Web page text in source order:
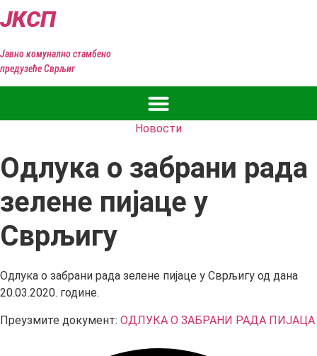
на
ЈКСП
Јавно комунално стамбено
предузеће Сврљиг
Новости
Одлука о забрани рада
зелене пијаце у
Сврљигу
Одлука о забрани рада зелене пијаце у Сврљигу од дана
20.03.2020. године.
Преузмите документ: ОДЛУКА О ЗАБРАНИ РАДА ПИЈАЦА